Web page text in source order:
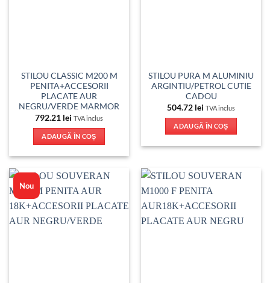
STILOU CLASSIC M200 M
PENITA+ACCESORII
PLACATE AUR
NEGRU/VERDE MARMOR
792.21 lei TVA inclus
ADAUGĂ ÎN COȘ
STILOU PURA M ALUMINIU
ARGINTIU/PETROL CUTIE
CADOU
504.72 lei TVA inclus
ADAUGĂ ÎN COȘ
Nou